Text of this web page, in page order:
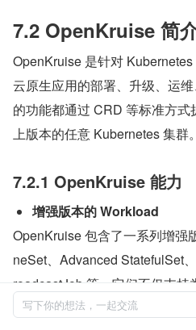
7.2 OpenKruise 简
OpenKruise 是针对
云原生应用的部署、升级、运
的功能都通过 CRD 等标准方
上版本的任意 Kubernetes 集群。
7.2.1 OpenKruise 能力
增强版本的 Workload
OpenKruise 包含了一系列增强
neSet、Advanced StatefulSet
roadcastJob 等。它们不仅支
orkload 的基础功能，还提供
写下你的想法，一起交流